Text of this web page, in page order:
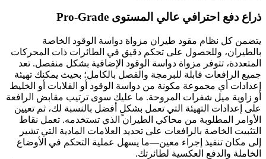
ذراع دفع احترافي عالي المستوى Pro-Grade
يتضمن كل نظام مقود طيران مزواة دواسة الوقود الخاصة
بالطيران، وللحصول على تحكم دقيق في الطائرات ذات المحركات
المتعددة، تتوفر مزواة دواسة الوقود الإضافية بشكل منفصل. تعد
جميع الرافعات قابلة للبرمجة والفصل بالكامل؛ بحيث يمكنك تهيئة
إعدادات أي مجموعة مكونة من دواسة الوقود أو القلابات أو الخليط
أو زاوية ميل شفرات المروحة. ما عليك سوى ترتيب مقابض الرافعة
على إعدادات التهيئة التي تعمل بشكلٍ أفضل بالنسبة لك، ثم تعيين
الأوامر المطلوبة من محاكي الطيران الذي تستخدمه. تعمل نقاط
التثبيت الخاصة بالرافعات على تحديد العلامات المادية التي تشير
إلى مكان تنفيذ إجراء معين—ما يسهل عملية التحكم في الأوضاع
الخاملة والدفع العكسية لطائرتك.